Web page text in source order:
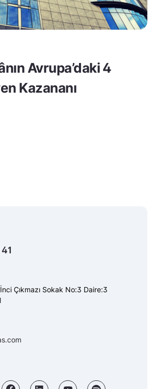
Avrupa’daki 4
Kazananı
Çıkmazı Sokak No:3 Daire:3